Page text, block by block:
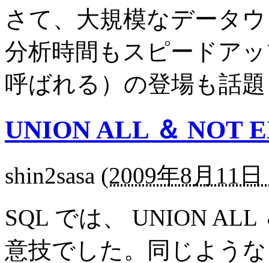
さて、大規模なデータ
分析時間もスピードア
呼ばれる）の登場も話
UNION ALL ＆ NOT
shin2sasa (2009年8月11日
SQL では、 UNION ALL
意技でした。同じよう